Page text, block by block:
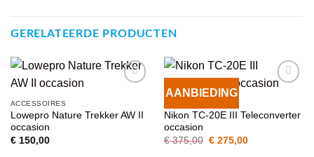
GERELATEERDE PRODUCTEN
WENSENLIJST
ACCESSOIRES
Lowepro Nature Trekker AW II
occasion
€150,00
AANBIEDINGVOEG TOE
WENSENLIJST
Nikon TC-20E III Teleconverter
occasion
€375,00 Oorspronkelijke
€275,00Huidige